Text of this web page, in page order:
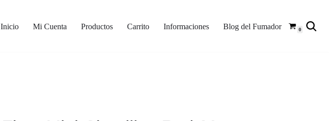
Inicio Mi Cuenta Productos Carrito Informaciones Blog del Fumador 0